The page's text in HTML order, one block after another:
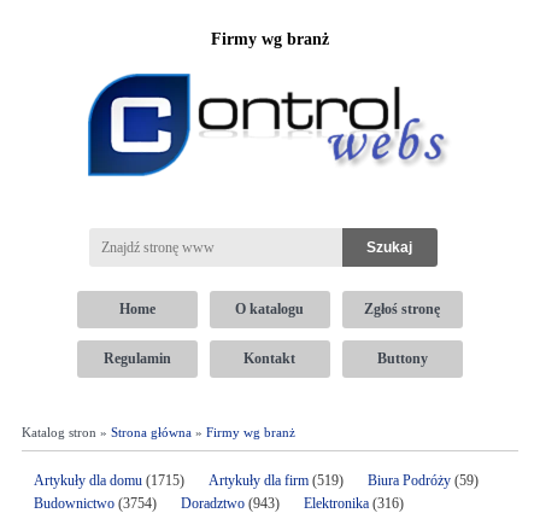
Firmy wg branż
Home O katalogu Zgłoś stronę
Regulamin Kontakt Buttony
Katalog stron » Strona główna» Firmy wg branż
Artykuły dla domu(1715) Artykuły dla firm(519) Biura Podróży(59)
Budownictwo(3754) Doradztwo(943) Elektronika (316)